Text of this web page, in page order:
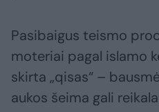
Pasibaigus teismo
moteriai pagal islamo
skirta „qisas“ –
aukos šeima gali